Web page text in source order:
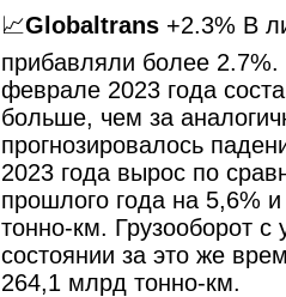
📈Globaltrans +2.3% В
прибавляли более
феврале 2023 года
больше, чем за
прогнозировалось
2023 года вырос по
прошлого года на 5,6%
тонно-км. Грузооборот с
состоянии за это же
264,1 млрд тонно-км.